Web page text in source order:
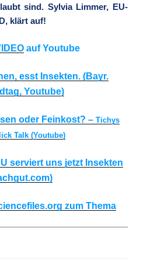
sind. Sylvia Limmer, EU-
klärt auf!
auf Youtube
esst Insekten. (Bayr.
Youtube)
oder Feinkost? – Tichys
Talk (Youtube)
serviert uns jetzt Insekten
zum Thema